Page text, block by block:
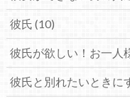
彼氏 (10)
彼氏が欲しい！お一人
彼氏と別れたいときに